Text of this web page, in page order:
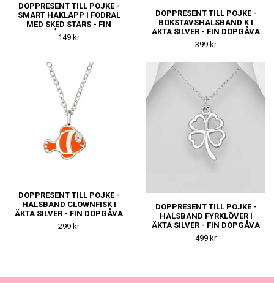
DOPPRESENT TILL POJKE -
SMART HAKLAPP I FODRAL
MED SKED STARS - FIN
DOPGÅVA TILL KILLE
149 kr
DOPPRESENT TILL POJKE -
BOKSTAVSHALSBAND K I
ÄKTA SILVER - FIN DOPGÅVA
TILL KILLE
399 kr
DOPPRESENT TILL POJKE -
HALSBAND CLOWNFISK I
ÄKTA SILVER - FIN DOPGÅVA
TILL KILLE
299 kr
DOPPRESENT TILL POJKE -
HALSBAND FYRKLÖVER I
ÄKTA SILVER - FIN DOPGÅVA
TILL KILLE
499 kr